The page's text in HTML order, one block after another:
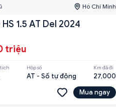
Hồ Chí Minh
HS 1.5 AT Del 2024
triệu
Hộp số
AT - Số tự động
Km đã đi
27,000
Mua ngay